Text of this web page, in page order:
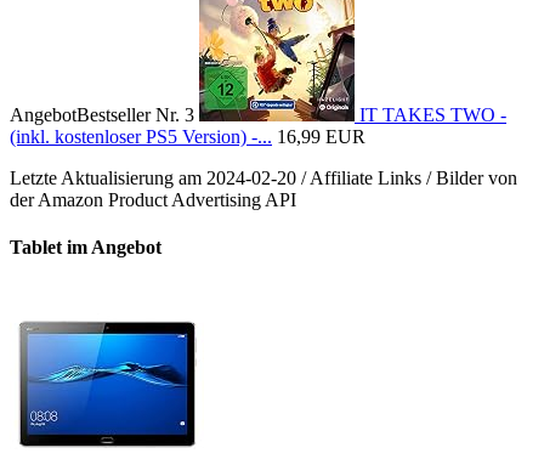
AngebotBestseller Nr. 3
IT TAKES TWO -
(inkl. kostenloser PS5 Version) -... 16,99 EUR
Letzte Aktualisierung am 2024-02-20 / Affiliate Links / Bilder von
der Amazon Product Advertising API
Tablet im Angebot